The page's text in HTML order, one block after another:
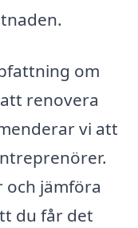
om
renovera
vi att
jämföra
du får det